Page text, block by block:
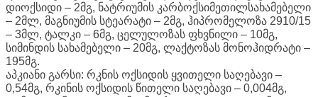
დიოქსიდი – 2მგ, ნატრიუმის კარბოქსიმეთილსახამებელი
– 2მლ, მაგნიუმის სტეარატი – 2მგ, ჰიპრომელოზა 2910/15
– 3მლ, ტალკი – 6მგ, ცელულოზას ფხვნილი – 10მგ,
სიმინდის სახამებელი – 20მგ, ლაქტოზას მონოჰიდრატი –
195მგ.
აპკიანი გარსი: რკნის ოქსიდის ყვითელი საღებავი –
0,54მგ, რკინის ოქსიდის წითელი საღებავი – 0,004მგ,